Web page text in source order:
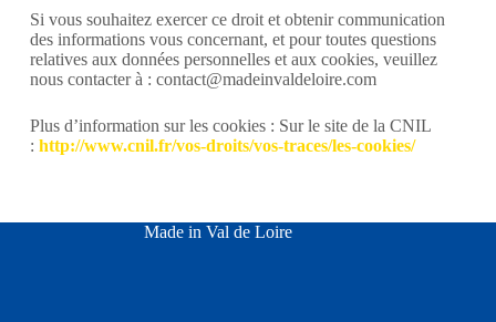
Si vous souhaitez exercer ce droit et obtenir communication
des informations vous concernant, et pour toutes questions
relatives aux données personnelles et aux cookies, veuillez
nous contacter à : contact@madeinvaldeloire.com
Plus d’information sur les cookies : Sur le site de la CNIL
: http://www.cnil.fr/vos-droits/vos-traces/les-cookies/
Made in Val de Loire